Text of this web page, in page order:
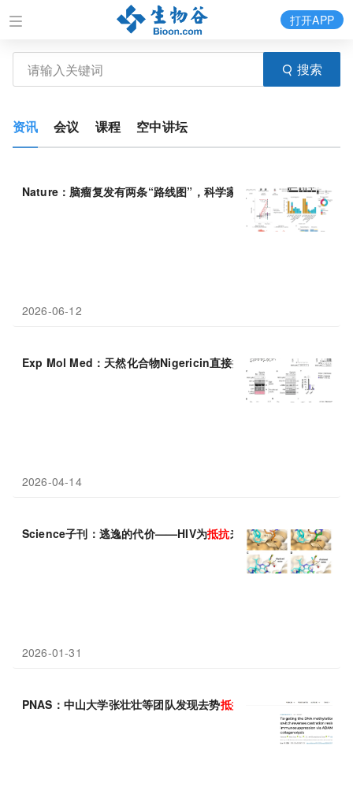
搜索
打开APP
资讯 会议 课程 空中讲坛
Nature：脑瘤复发有两条“路线图”，科学家找到治疗抵抗的幕后推
2026-06-12
‌Exp Mol Med：天然化合物Nigericin直接抑制内质素生成，改善
2026-04-14
Science子刊：逃逸的代价——HIV为抵抗来那卡帕韦而自我削弱
2026-01-31
PNAS：中山大学张壮壮等团队发现去势抵抗 性前列腺癌治疗新策